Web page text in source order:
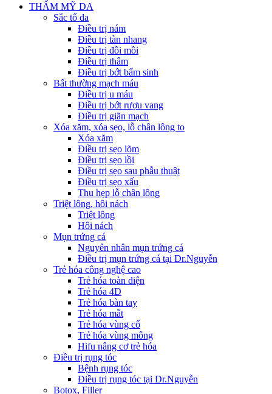
THẨM MỸ DA
Sắc tố da
Điều trị nám
Điều trị tàn nhang
Điều trị đồi mồi
Điều trị thâm
Điều trị bớt bẩm sinh
Bất thường mạch máu
Điều trị u máu
Điều trị bớt rượu vang
Điều trị giãn mạch
Xóa xăm, xóa sẹo, lỗ chân lông to
Xóa xăm
Điều trị sẹo lõm
Điều trị sẹo lồi
Điều trị sẹo sau phẫu thuật
Điều trị sẹo xấu
Thu hẹp lỗ chân lông
Triệt lông, hôi nách
Triệt lông
Hôi nách
Mụn trứng cá
Nguyên nhân mụn trứng cá
Điều trị mụn trứng cá tại Dr.Nguyễn
Trẻ hóa công nghệ cao
Trẻ hóa toàn diện
Trẻ hóa 4D
Trẻ hóa bàn tay
Trẻ hóa mắt
Trẻ hóa vùng cổ
Trẻ hóa vùng mông
Hifu nâng cơ trẻ hóa
Điều trị rụng tóc
Bệnh rụng tóc
Điều trị rụng tóc tại Dr.Nguyễn
Botox, Filler